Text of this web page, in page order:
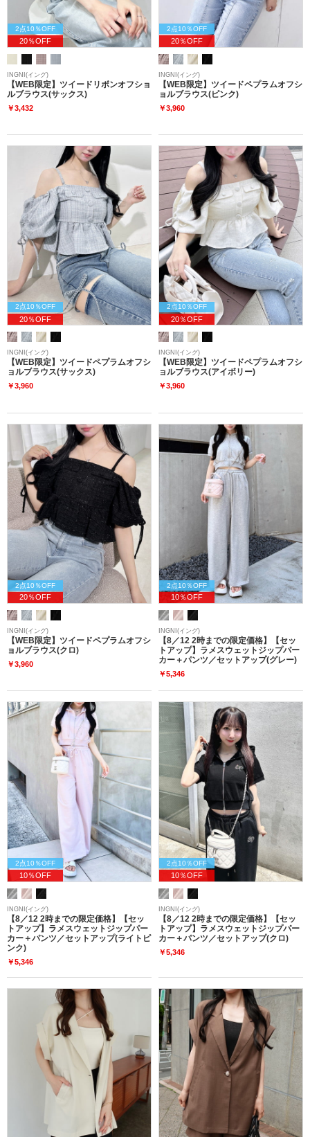
2点10％OFF
20％OFF
INGNI(イング)
【WEB限定】ツイードリボンオフショ
ルブラウス(サックス)
￥3,432
2点10％OFF
20％OFF
INGNI(イング)
【WEB限定】ツイードペプラムオフシ
ョルブラウス(ピンク)
￥3,960
2点10％OFF
20％OFF
INGNI(イング)
【WEB限定】ツイードペプラムオフシ
ョルブラウス(サックス)
￥3,960
2点10％OFF
20％OFF
INGNI(イング)
【WEB限定】ツイードペプラムオフシ
ョルブラウス(アイボリー)
￥3,960
2点10％OFF
20％OFF
INGNI(イング)
【WEB限定】ツイードペプラムオフシ
ョルブラウス(クロ)
￥3,960
2点10％OFF
10％OFF
INGNI(イング)
【8／12 2時までの限定価格】【セッ
トアップ】ラメスウェットジップパー
カー＋パンツ／セットアップ(グレー)
￥5,346
2点10％OFF
10％OFF
INGNI(イング)
【8／12 2時までの限定価格】【セッ
トアップ】ラメスウェットジップパー
カー＋パンツ／セットアップ(ライトピ
ンク)
￥5,346
2点10％OFF
10％OFF
INGNI(イング)
【8／12 2時までの限定価格】【セッ
トアップ】ラメスウェットジップパー
カー＋パンツ／セットアップ(クロ)
￥5,346